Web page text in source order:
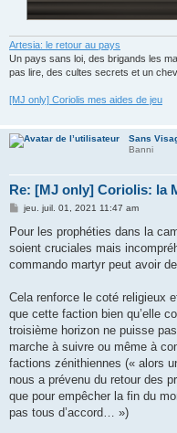
Artesia: le retour au pays
Un pays sans loi, des brigands les
pas lire, des cultes secrets et un
[MJ only] Coriolis mes aides de jeu
Sans
Banni
Re: [MJ only] Coriolis: la
M
s
a
g
jeu. juil. 01, 2021 11:47 am
Pour les prophéties dans la
soient cruciales mais
commando martyr peut avoir
Cela renforce le coté religieux
que cette faction bien qu’elle
troisième horizon ne puisse
marche à suivre ou même à
factions zénithiennes (« alors
nous a prévenu du retour des
que pour empêcher la fin du
pas tous d’accord… »)